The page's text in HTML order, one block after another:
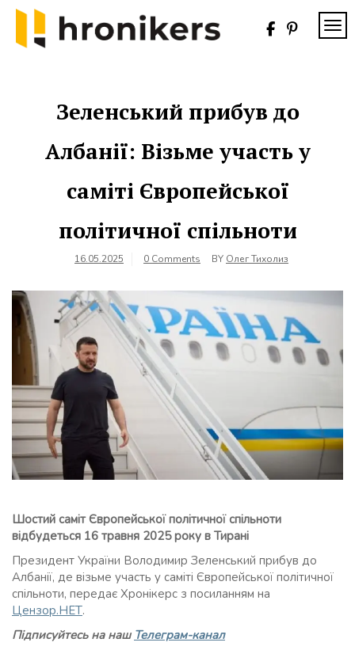
Skip
content
Зеленський прибув до
Албанії: Візьме участь у
саміті Європейської
політичної спільноти
16.05.2025 0 Comments BY Олег Тихолиз
Шостий саміт Європейської політичної спільноти
відбудеться 16 травня 2025 року в Тирані
Президент України Володимир Зеленський прибув до
Албанії, де візьме участь у саміті Європейської політичної
спільноти, передає Хронікерс з посиланням на
Цензор.НЕТ.
Підписуйтесь на наш Телеграм-канал